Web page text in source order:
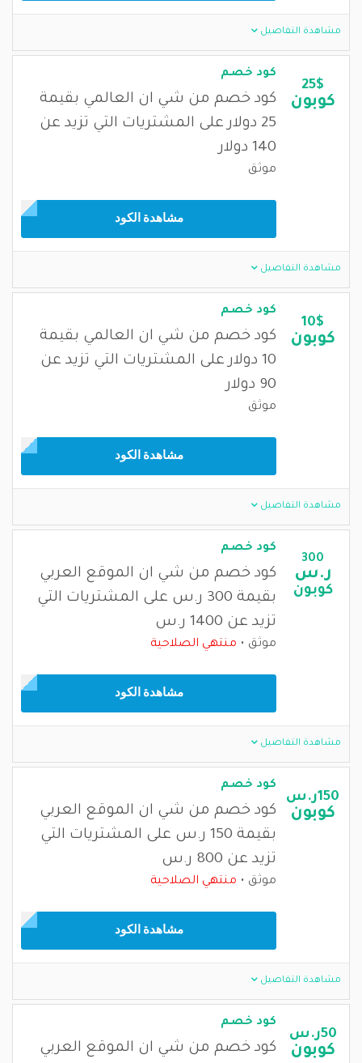
مشاهدة التفاصيل
25$
كوبون
كود خصم
كود خصم من شي ان العالمي بقيمة
25 دولار على المشتريات التي تزيد عن
140 دولار
موثق
مشاهدة الكود
مشاهدة التفاصيل
10$
كوبون
كود خصم
كود خصم من شي ان العالمي بقيمة
10 دولار على المشتريات التي تزيد عن
90 دولار
موثق
مشاهدة الكود
مشاهدة التفاصيل
300
ر.س
كوبون
كود خصم
كود خصم من شي ان الموقع العربي
بقيمة 300 ر.س على المشتريات التي
تزيد عن 1400 ر.س
موثق منتهي الصلاحية
مشاهدة الكود
مشاهدة التفاصيل
150ر.س
كوبون
كود خصم
كود خصم من شي ان الموقع العربي
بقيمة 150 ر.س على المشتريات التي
تزيد عن 800 ر.س
موثق منتهي الصلاحية
مشاهدة الكود
مشاهدة التفاصيل
50ر.س
كوبون
كود خصم
كود خصم من شي ان الموقع العربي